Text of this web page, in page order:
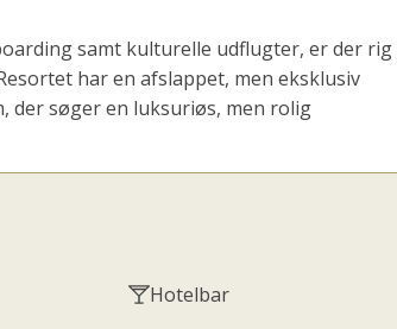
samt kulturelle udflugter, er der rig
har en afslappet, men eksklusiv
der søger en luksuriøs, men rolig
Hotelbar